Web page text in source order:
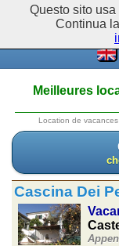
Meilleures
Location de
Cascina Dei
Questo sito
Continua